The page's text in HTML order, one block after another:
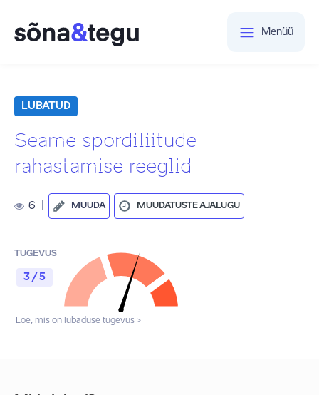
Menüü
LUBATUD
Seame spordiliitude
rahastamise reeglid
6 MUUDA MUUDATUSTE AJALUGU
TUGEVUS
3 / 5
Loe, mis on lubaduse tugevus >